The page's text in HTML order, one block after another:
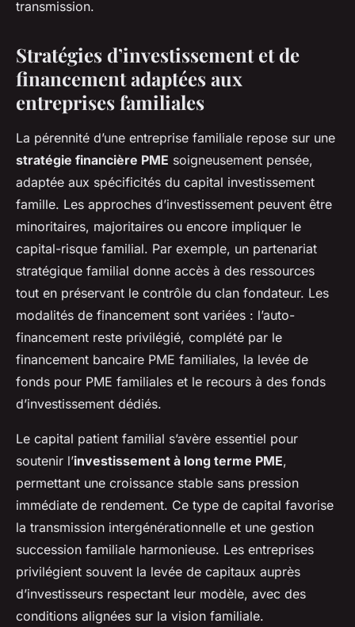
transmission.
Stratégies d’investissement et de
financement adaptées aux
entreprises familiales
La pérennité d’une entreprise familiale repose sur une
stratégie financière PME soigneusement pensée,
adaptée aux spécificités du capital investissement
famille. Les approches d’investissement peuvent être
minoritaires, majoritaires ou encore impliquer le
capital-risque familial. Par exemple, un partenariat
stratégique familial donne accès à des ressources
tout en préservant le contrôle du clan fondateur. Les
modalités de financement sont variées : l’auto-
financement reste privilégié, complété par le
financement bancaire PME familiales, la levée de
fonds pour PME familiales et le recours à des fonds
d’investissement dédiés.
Le capital patient familial s’avère essentiel pour
soutenir l’investissement à long terme PME,
permettant une croissance stable sans pression
immédiate de rendement. Ce type de capital favorise
la transmission intergénérationnelle et une gestion
succession familiale harmonieuse. Les entreprises
privilégient souvent la levée de capitaux auprès
d’investisseurs respectant leur modèle, avec des
conditions alignées sur la vision familiale.